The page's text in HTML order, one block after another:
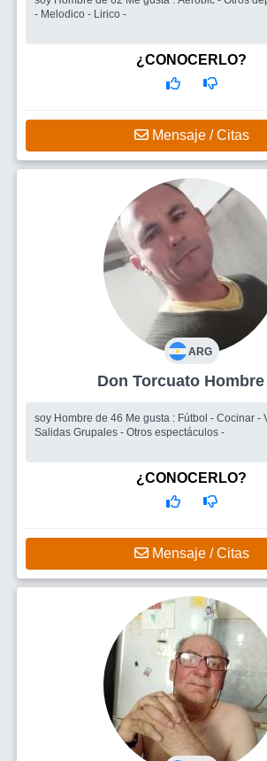
- Melodico - Lirico -
¿CONOCERLO?
Mensaje / Citas
ARG
Don Torcuato
soy Hombre de 46 Me gusta : Fútbol - Cocinar - Viajar - Organizar
Salidas Grupales - Otros espectáculos -
¿CONOCERLO?
Mensaje / Citas